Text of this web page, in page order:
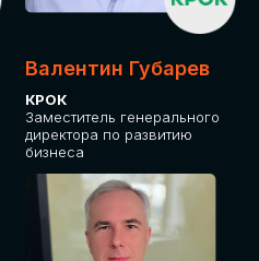
Валентин Губарев
КРОК
Заместитель генерального
директора по развитию
бизнеса